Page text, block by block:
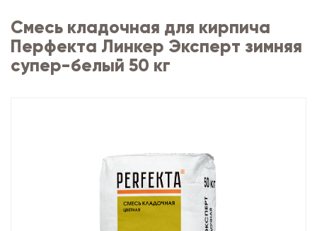
Смесь кладочная для кирпича
Перфекта Линкер Эксперт зимняя
супер-белый 50 кг